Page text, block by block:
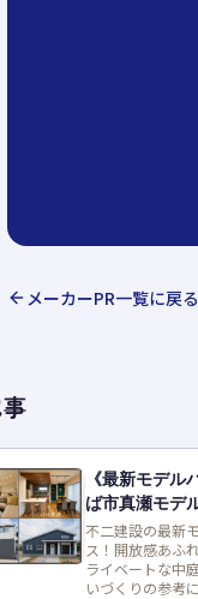
メーカーPR一覧に戻る
《最新モデル
ば市真瀬モデ
ウス
不二建設の最新
ス！開放感あふ
ライベートな中
いづくりの参考